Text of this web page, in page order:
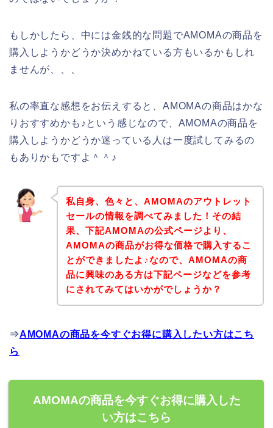
もしかしたら、中には金銭的な問題でAMOMAの商品を
購入しようかどうか決めかねている方もいるかもしれ
ませんが、、、
私の率直な感想をお伝えすると、AMOMAの商品はかな
りおすすめかも♪という感じなので、AMOMAの商品を
購入しようかどうか迷っている人は一度試してみるの
もありかもですよ＾＾♪
私自身、色々と、AMOMAのアウトレット
セールの情報を調べてみました！その結
果、下記AMOMAの公式ページより、
AMOMAの商品がお得な価格で購入するこ
とができましたよ♪なので、AMOMAの商
品に興味のある方は下記ページなどを参考
にされてみてはいかがでしょうか？
⇒AMOMAの商品を今すぐお得に購入したい方はこち
ら
AMOMAの商品を今すぐお得に購入した
い方はこちら